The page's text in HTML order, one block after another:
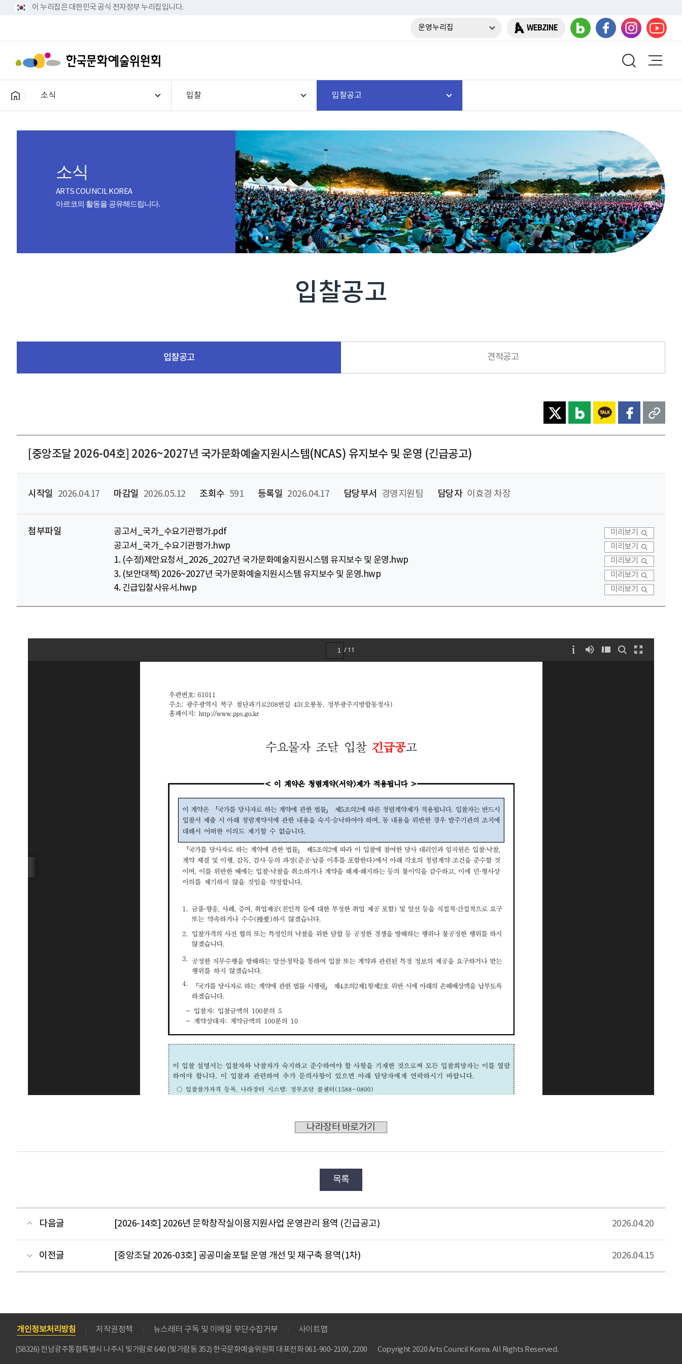
이 누리집은 대한민국 공식 전자정부 누리집입니다.
운영누리집 WEBZINE
소식 입찰 입찰공고
소식
ARTS COUNCIL KOREA
아르코의 활동을 공유해드립니다.
입찰공고
입찰공고 견적공고
[중앙조달 2026-04호] 2026~2027년 국가문화예술지원시스템(NCAS) 유지보수 및 운영 (긴급공고)
시작일 2026.04.17 마감일 2026.05.12 조회수 591 등록일 2026.04.17 담당부서 경영지원팀 담당자 이효경 차장
첨부파일 공고서_국가_수요기관평가.pdf 미리보기
공고서_국가_수요기관평가.hwp 미리보기
1. (수정)제안요청서_2026_2027년 국가문화예술지원시스템 유지보수 및 운영.hwp 미리보기
3. (보안대책) 2026~2027년 국가문화예술지원시스템 유지보수 및 운영.hwp 미리보기
4. 긴급입찰사유서.hwp 미리보기
나라장터 바로가기
목록
다음글 [2026-14호] 2026년 문학창작실이용지원사업 운영관리 용역 (긴급공고) 2026.04.20
이전글 [중앙조달 2026-03호] 공공미술포털 운영 개선 및 재구축 용역(1차) 2026.04.15
개인정보처리방침 저작권정책 뉴스레터 구독 및 이메일 무단수집거부 사이트맵
(58326) 전남광주통합특별시 나주시 빛가람로 640 (빛가람동 352) 한국문화예술위원회 대표전화 061-900-2100, 2200 Copyright 2020 Arts Council Korea. All Rights Reserved.